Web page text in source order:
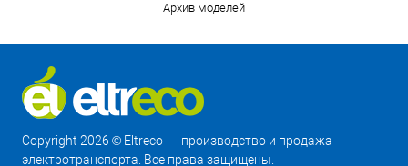
Архив моделей
Copyright 2026 © Eltreco — производство и продажа
электротранспорта. Все права защищены.